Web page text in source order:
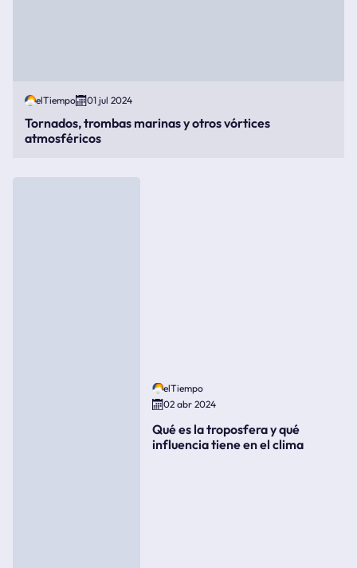
elTiempo 01 jul 2024
Tornados, trombas marinas y otros vórtices
atmosféricos
elTiempo
02 abr 2024
Qué es la troposfera y qué
influencia tiene en el clima